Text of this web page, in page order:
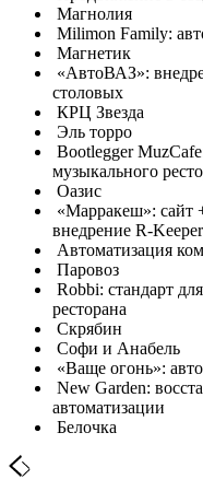
Магнолия
Milimon Family:
Магнетик
«АвтоВАЗ»:
столовых
КРЦ Звезда
Эль торро
Bootlegger
музыкального
Оазис
«Марракеш»: сайт
внедрение R-Keeper
Автоматизация
Паровоз
Robbi: стандарт
ресторана
Скрябин
Софи и Анабель
«Ваще огонь»:
New Garden:
автоматизации
Белочка